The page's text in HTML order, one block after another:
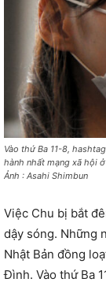
Vào thứ Ba 11-8,
hành nhất mạng xã hội
Ảnh : Asahi Shimbun
Việc Chu bị bắt
dậy sóng. Những
Nhật Bản đồng
Đình. Vào thứ Ba